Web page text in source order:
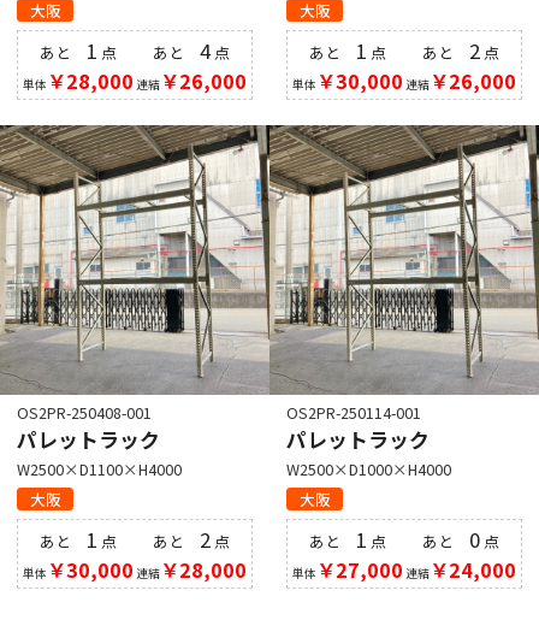
大阪
あと 1 点
単体 ￥28,000
あと 4点
連結￥26,000
大阪
あと 1 点
単体 ￥30,000
あと 2点
連結￥26,000
OS2PR-250408-001
パレットラック
W2500×D1100×H4000
大阪
あと 1 点
単体 ￥30,000
あと 2点
連結￥28,000
OS2PR-250114-001
パレットラック
W2500×D1000×H4000
大阪
あと 1 点
単体 ￥27,000
あと 0点
連結￥24,000